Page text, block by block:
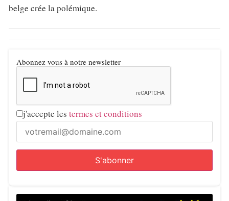
belge crée la polémique.
Abonnez vous à notre newsletter
j'accepte les termes et conditions